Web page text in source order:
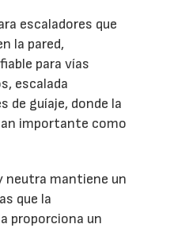
escaladores que
la pared,
para vías
escalada
de guíaje, donde la
importante como
neutra mantiene un
que la
proporciona un